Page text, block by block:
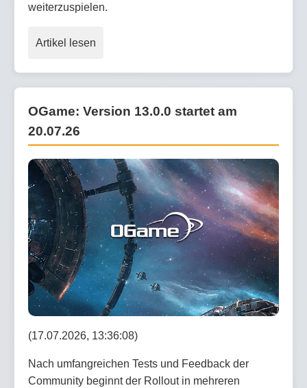
weiterzuspielen.
Artikel lesen
OGame: Version 13.0.0 startet am
20.07.26
(17.07.2026, 13:36:08)
Nach umfangreichen Tests und Feedback der
Community beginnt der Rollout in mehreren